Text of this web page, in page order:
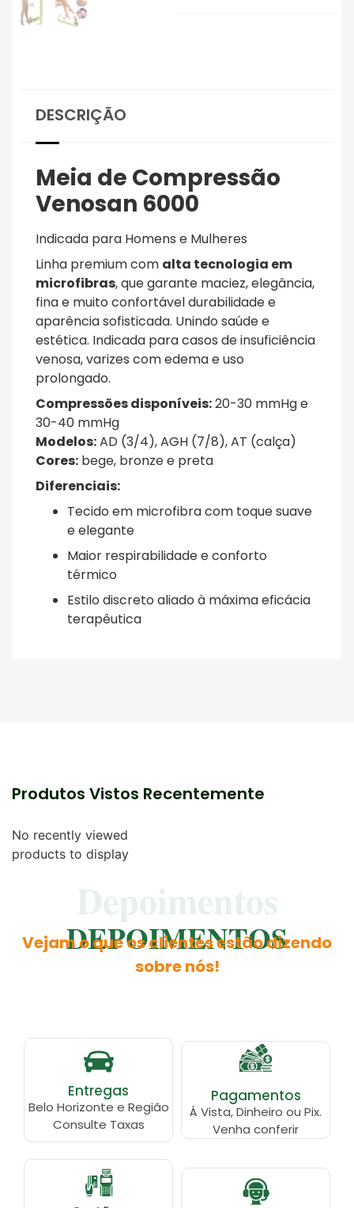
DESCRIÇÃO
Meia de Compressão
Venosan 6000
Indicada para Homens e Mulheres
Linha premium com alta tecnologia em
microfibras, que garante maciez, elegância,
fina e muito confortável durabilidade e
aparência sofisticada. Unindo saúde e
estética. Indicada para casos de insuficiência
venosa, varizes com edema e uso
prolongado.
Compressões disponíveis:20-30 mmHg e
30-40 mmHg
Modelos:AD (3/4), AGH (7/8), AT (calça)
Cores: bege, bronze e preta
Diferenciais:
Tecido em microfibra com toque suave
e elegante
Maior respirabilidade e conforto
térmico
Estilo discreto aliado à máxima eficácia
terapêutica
Produtos Vistos Recentemente
No recently viewed
products to display
DEPOIMENTOS
Vejam o que os clientes estão dizendo
sobre nós!
Entregas
Belo Horizonte e Região
Consulte Taxas
Pagamentos
Á Vista, Dinheiro ou Pix.
Venha conferir